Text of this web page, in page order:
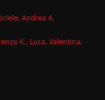
Andrea A.
K., Luca, Valentina,